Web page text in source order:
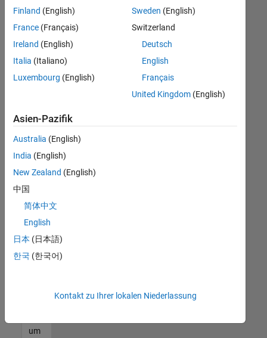
Suchkriterien
weiter
fassen
oder
alle
Stellenangebote
anzeigen .
noch
keine
offenen
Stellen
können,
die
Ihren
entsprechen,
werden
unseres
um
Finland (English)
France (Français)
Ireland (English)
Italia (Italiano)
Luxembourg (English)
Sweden (English)
Switzerland
Deutsch
English
Français
United Kingdom(English)
Asien-Pazifik
Australia (English)
India (English)
New Zealand (English)
中国
简体中文
English
日本 (日本語)
한국 (한국어)
Kontakt zu Ihrer lokalen Niederlassung